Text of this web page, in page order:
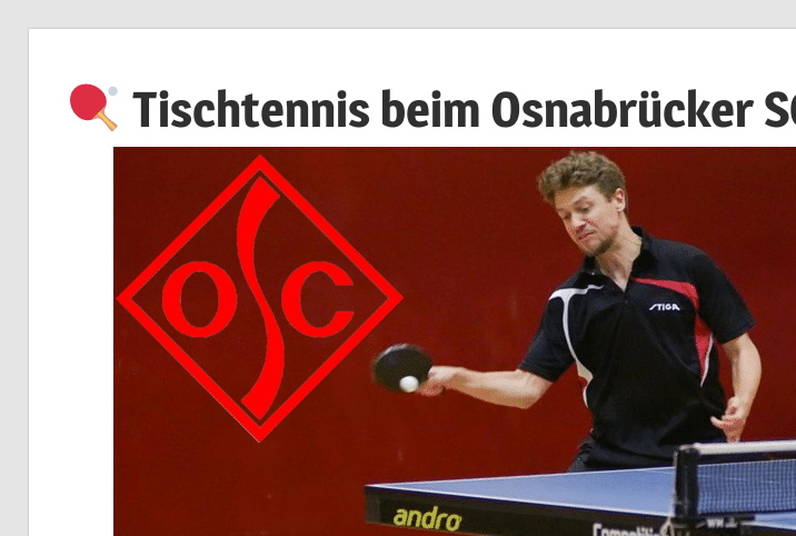
springen
Tischtennis beim Osnabrücker